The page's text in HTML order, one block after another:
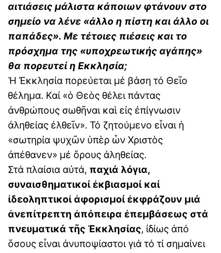
αιτιάσεις μάλιστα κάποιων φτάνουν στο
σημείο να λένε «άλλο η πίστη και άλλο οι
παπάδες». Με τέτοιες πιέσεις και το
πρόσχημα της «υποχρεωτικής αγάπης»
θα πορευτεί η Εκκλησία;
Ἡ Ἐκκλησία πορεύεται μέ βάση τό Θεῖο
θέλημα. Καί «ὁ Θεὸς θέλει πάντας
ἀνθρώπους σωθῆναι καὶ εἰς ἐπίγνωσιν
ἀληθείας ἐλθεῖν». Τό ζητούμενο εἶναι ἡ
«σωτηρία ψυχῶν ὑπὲρ ὧν Χριστὸς
ἀπέθανεν» μέ ὅρους ἀληθείας.
Στά πλαίσια αὐτά, παχιά λόγια,
συναισθηματικοί ἐκβιασμοί καί
ἰδεοληπτικοἰ ἀφορισμοί ἐκφράζουν μιά
ἀνεπίτρεπτη ἀπόπειρα ἐπεμβάσεως στά
πνευματικά τῆς Ἐκκλησίας, ἰδίως ἀπό
ὅσους εἶναι ἀνυποψίαστοι γιά τό τί σημαίνει